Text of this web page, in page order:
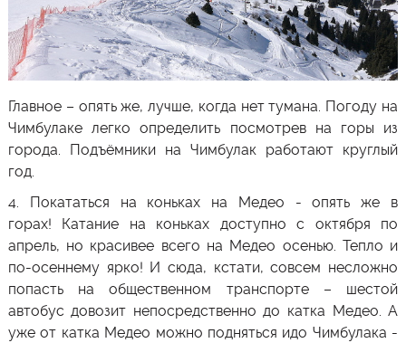
Главное – опять же, лучше, когда нет тумана. Погоду на
Чимбулакелегко определить посмотрев на горы из
города. Подъёмники на Чимбулак работают круглый
год.
4.
Покататься на коньках на Медео - опять же в
горах! Катание на коньках доступно с октября по
апрель, но красивее всего на Медео осенью. Тепло и
по-осеннему ярко! И сюда, кстати, совсем несложно
попасть на общественном транспорте – шестой
автобус довозит непосредственно до катка Медео. А
уже от катка Медео можно подняться идо Чимбулака -